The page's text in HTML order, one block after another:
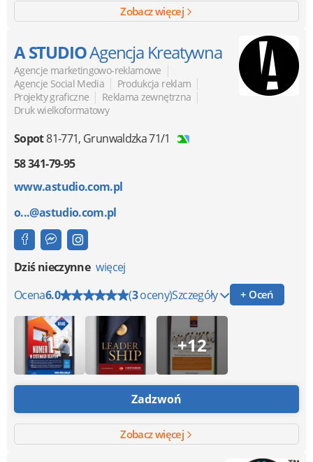
Zobacz więcej
A STUDIOAgencja Kreatywna
Agencje marketingowo-reklamowe |
Agencje Social Media | Produkcja reklam |
Projekty graficzne | Reklama zewnętrzna |
Druk wielkoformatowy
Sopot81-771, Grunwaldzka 71/1
58 341-79-95
www.astudio.com.pl
o...@astudio.com.pl
Dziś nieczynne więcej
Ocena6.0 (3oceny)Szczegóły + Oceń
+12
Zadzwoń
Zobacz więcej